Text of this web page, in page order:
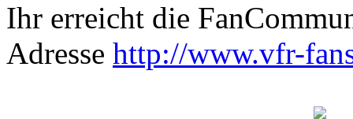
Ihr erreicht die
Adresse http://www.vfr-